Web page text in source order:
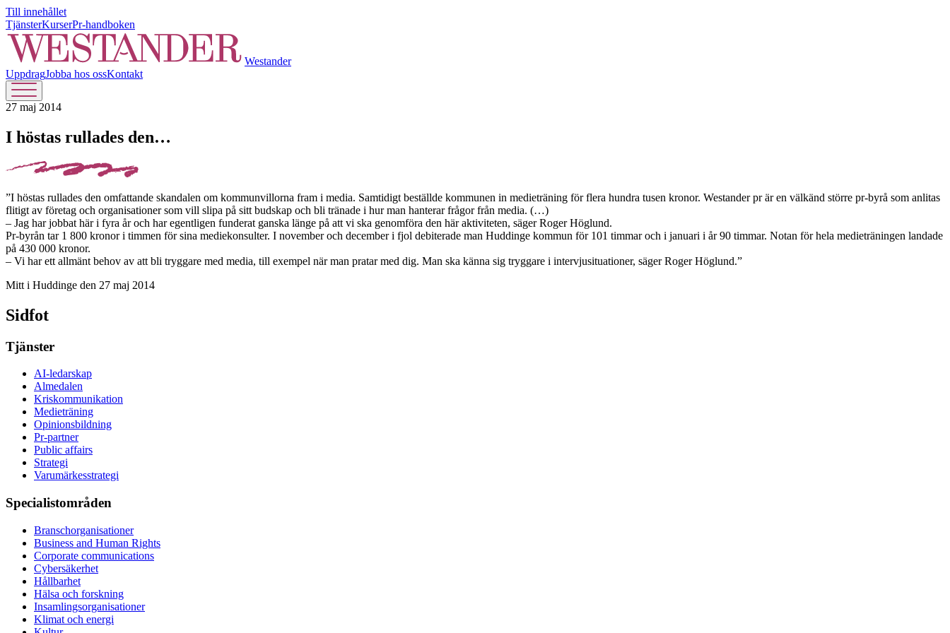
Till innehållet
TjänsterKurserPr-handboken
Westander
UppdragJobba hos ossKontakt
27 maj 2014
I höstas rullades den…
”I höstas rullades den omfattande skandalen om kommunvillorna fram i media. Samtidigt beställde kommunen in medieträning för flera hundra tusen kronor. Westander pr är en välkänd större pr-byrå som anlitas
flitigt av företag och organisationer som vill slipa på sitt budskap och bli tränade i hur man hanterar frågor från media. (…)
– Jag har jobbat här i fyra år och har egentligen funderat ganska länge på att vi ska genomföra den här aktiviteten, säger Roger Höglund.
Pr-byrån tar 1 800 kronor i timmen för sina mediekonsulter. I november och december i fjol debiterade man Huddinge kommun för 101 timmar och i januari i år 90 timmar. Notan för hela medieträningen landade
på 430 000 kronor.
– Vi har ett allmänt behov av att bli tryggare med media, till exempel när man pratar med dig. Man ska känna sig tryggare i intervjusituationer, säger Roger Höglund.”
Mitt i Huddinge den 27 maj 2014
Sidfot
Tjänster
AI-ledarskap
Almedalen
Kris­kommunikation
Medieträning
Opinionsbildning
Pr-partner
Public affairs
Strategi
Varumärkesstrategi
Specialistområden
Branschorganisationer
Business and Human Rights
Corporate communications
Cybersäkerhet
Hållbarhet
Hälsa och forskning
Insamlingsorganisationer
Klimat och energi